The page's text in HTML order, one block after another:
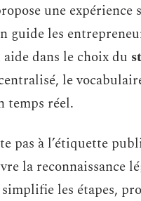
une expérience
guide les
dans le choix du
le
temps réel.
pas à l’étiquette
la reconnaissance
les étapes,